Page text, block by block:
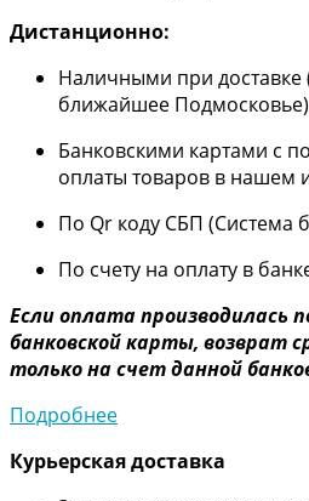
Дистанционно:
Наличными при доставке
ближайшее Подмосковье)
Банковскими картами с
оплаты товаров в нашем
По Qr коду СБП (Система
По счету на оплату в
Если оплата производилась
банковской карты, возврат
только на счет данной
Подробнее
Курьерская доставка